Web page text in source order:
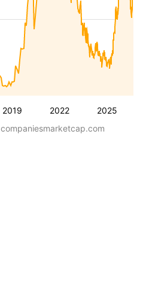
2019 2022 2025
companiesmarketcap.com